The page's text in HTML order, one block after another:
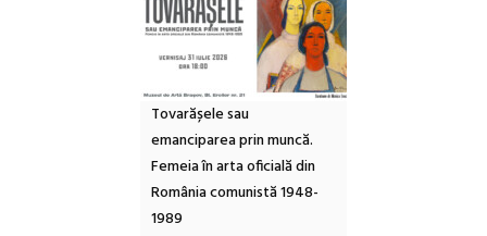
Tovarășele sau
emanciparea prin muncă.
Femeia în arta oficială din
România comunistă 1948-
1989